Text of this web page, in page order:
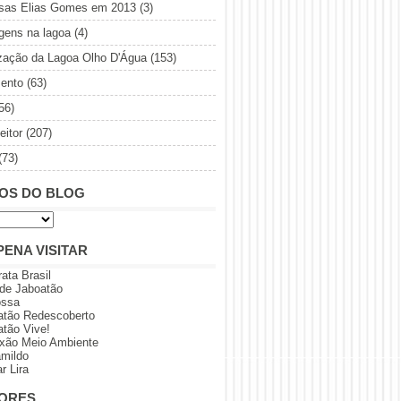
Elias Gomes em 2013 (3)
na lagoa (4)
da Lagoa Olho D'Água (153)
(63)
(207)
DO BLOG
VISITAR
Brasil
Jaboatão
Redescoberto
Vive!
Meio Ambiente
Lira